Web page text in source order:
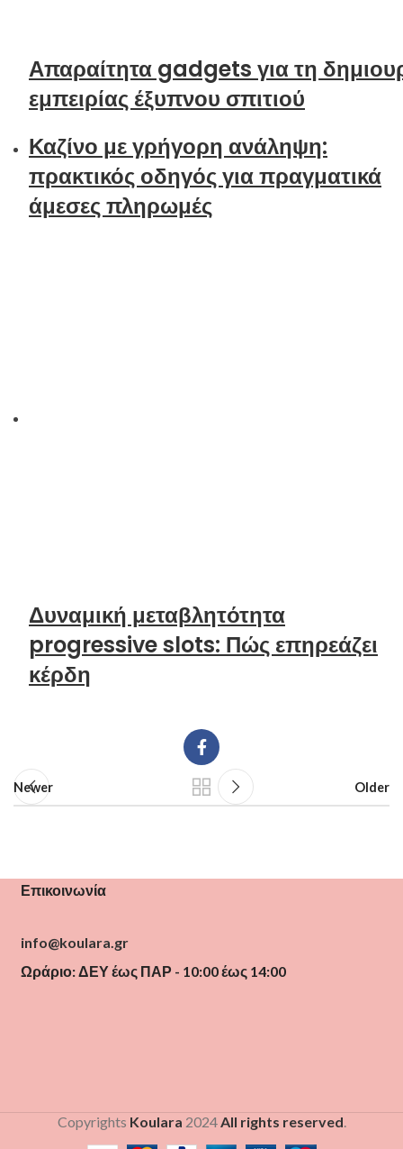
Απαραίτητα gadgets για τη
εμπειρίας έξυπνου σπιτιού
Καζίνο με γρήγορη ανάληψη:
πρακτικός οδηγός για πραγματικά
άμεσες πληρωμές
Δυναμική μεταβλητότητα
progressive slots: Πώς επηρεάζει
κέρδη
Newer Older
Επικοινωνία
info@koulara.gr
Ωράριο: ΔΕΥ έως ΠΑΡ - 10:00 έως 14:00
Copyrights Koulara 2024All rights reserved.